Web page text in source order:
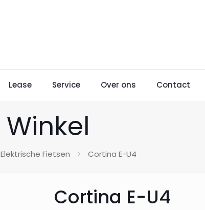
Lease Service Over ons Contact
Winkel
Elektrische Fietsen Cortina E-U4
Cortina E-U4